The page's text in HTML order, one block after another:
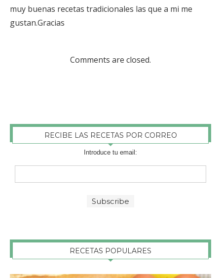
muy buenas recetas tradicionales las que a mi me
gustan.Gracias
Comments are closed.
RECIBE LAS RECETAS POR CORREO
Introduce tu email:
RECETAS POPULARES